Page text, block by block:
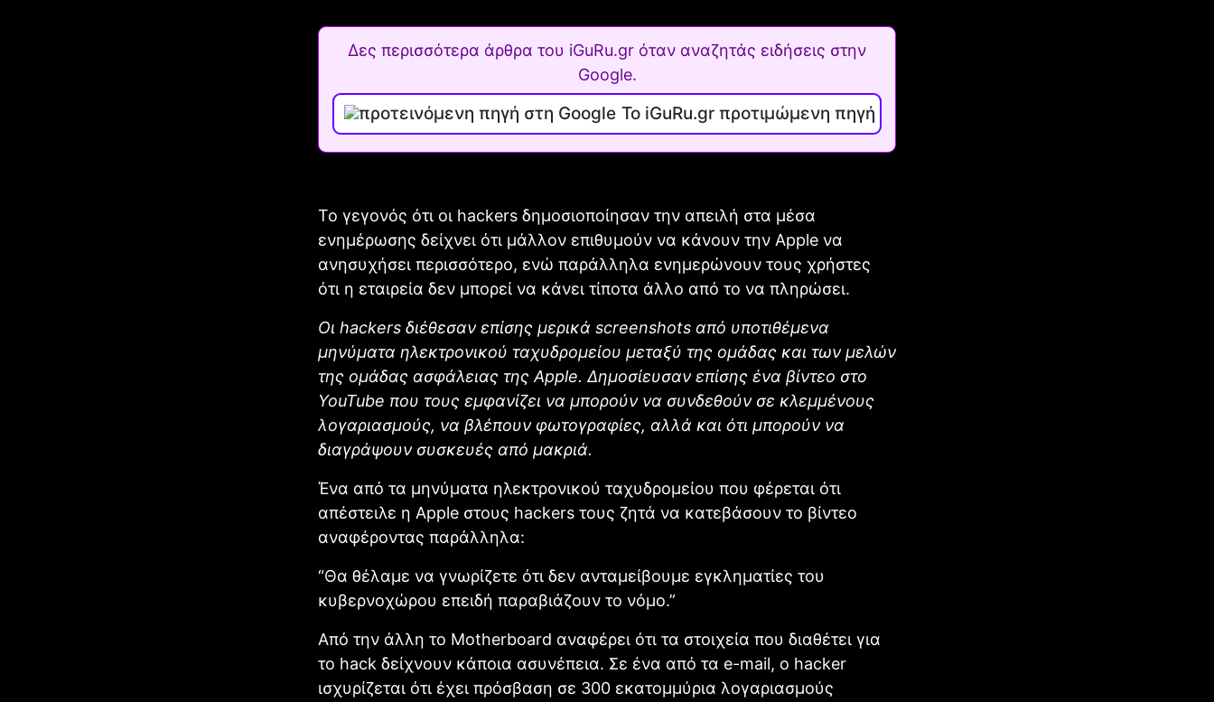
Δες περισσότερα άρθρα του iGuRu.gr όταν αναζητάς ειδήσεις στην
Google.
Το iGuRu.gr προτιμώμενη πηγή
Το γεγονός ότι οι hackers δημοσιοποίησαν την απειλή στα μέσα
ενημέρωσης δείχνει ότι μάλλον επιθυμούν να κάνουν την Apple να
ανησυχήσει περισσότερο, ενώ παράλληλα ενημερώνουν τους χρήστες
ότι η εταιρεία δεν μπορεί να κάνει τίποτα άλλο από το να πληρώσει.
Οι hackers διέθεσαν επίσης μερικά screenshots από υποτιθέμενα
μηνύματα ηλεκτρονικού ταχυδρομείου μεταξύ της ομάδας και των μελών
της ομάδας ασφάλειας της Apple. Δημοσίευσαν επίσης ένα βίντεο στο
YouTube που τους εμφανίζει να μπορούν να συνδεθούν σε κλεμμένους
λογαριασμούς, να βλέπουν φωτογραφίες, αλλά και ότι μπορούν να
διαγράψουν συσκευές από μακριά.
Ένα από τα μηνύματα ηλεκτρονικού ταχυδρομείου που φέρεται ότι
απέστειλε η Apple στους hackers τους ζητά να κατεβάσουν το βίντεο
αναφέροντας παράλληλα:
“Θα θέλαμε να γνωρίζετε ότι δεν ανταμείβουμε εγκληματίες του
κυβερνοχώρου επειδή παραβιάζουν το νόμο.”
Από την άλλη το Motherboard αναφέρει ότι τα στοιχεία που διαθέτει για
το hack δείχνουν κάποια ασυνέπεια. Σε ένα από τα e-mail, ο hacker
ισχυρίζεται ότι έχει πρόσβαση σε 300 εκατομμύρια λογαριασμούς